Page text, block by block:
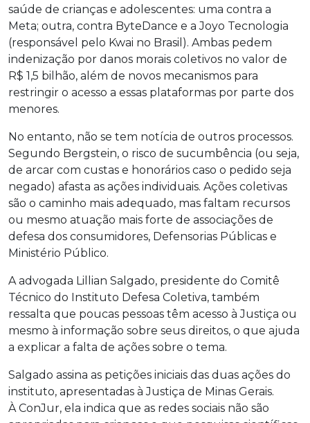
saúde de crianças e adolescentes: uma contra a
Meta; outra, contra ByteDance e a Joyo Tecnologia
(responsável pelo Kwai no Brasil). Ambas pedem
indenização por danos morais coletivos no valor de
R$ 1,5 bilhão, além de novos mecanismos para
restringir o acesso a essas plataformas por parte dos
menores.
No entanto, não se tem notícia de outros processos.
Segundo Bergstein, o risco de sucumbência (ou seja,
de arcar com custas e honorários caso o pedido seja
negado) afasta as ações individuais. Ações coletivas
são o caminho mais adequado, mas faltam recursos
ou mesmo atuação mais forte de associações de
defesa dos consumidores, Defensorias Públicas e
Ministério Público.
A advogada Lillian Salgado, presidente do Comitê
Técnico do Instituto Defesa Coletiva, também
ressalta que poucas pessoas têm acesso à Justiça ou
mesmo à informação sobre seus direitos, o que ajuda
a explicar a falta de ações sobre o tema.
Salgado assina as petições iniciais das duas ações do
instituto, apresentadas à Justiça de Minas Gerais.
À ConJur, ela indica que as redes sociais não são